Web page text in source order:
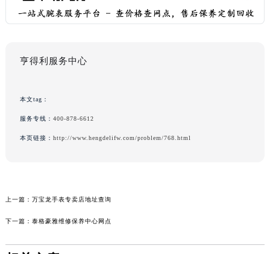
亨得利服务中心
本文tag：
服务专线： 400-878-6612
本页链接： http://www.hengdelifw.com/problem/768.html
上一篇： 万宝龙手表专卖店地址查询
下一篇： 泰格豪雅维修保养中心网点